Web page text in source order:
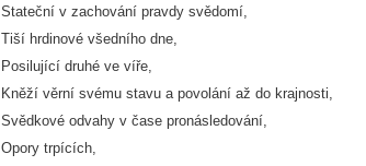
Stateční v zachování pravdy svědomí,
Tiší hrdinové všedního dne,
Posilující druhé ve víře,
Kněží věrní svému stavu a povolání až do krajnosti,
Svědkové odvahy v čase pronásledování,
Opory trpících,